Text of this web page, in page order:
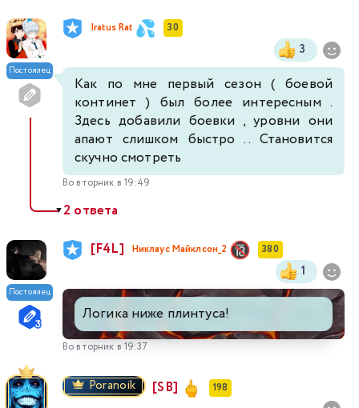
Постоялец
Iratus Rat 30
3
Как по мне первый сезон ( боевой
континет ) был более интересным .
Здесь добавили боевки , уровни они
апают слишком быстро .. Становится
скучно смотреть
Во вторник в 19:49
▼2 ответа
Постоялец
[F4L] Никлаус Майклсон_2 380
1
Логика ниже плинтуса!
Во вторник в 19:37
Poranoik [SB] 198